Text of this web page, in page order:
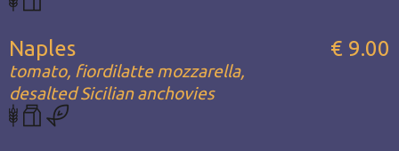
Naples
tomato, fiordilatte mozzarella,
desalted Sicilian anchovies
€ 9.00